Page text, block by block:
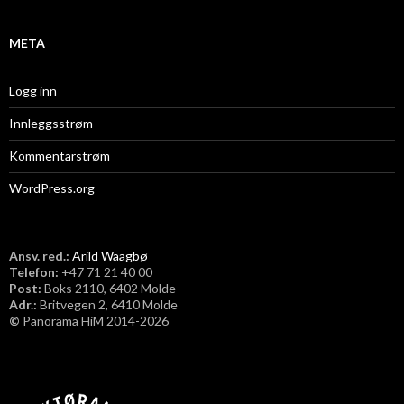
META
Logg inn
Innleggsstrøm
Kommentarstrøm
WordPress.org
Ansv. red.: Arild Waagbø
Telefon: ​+47 71 21 40 00
Post: Boks 2110, 6402 Molde
Adr.: Britvegen 2, 6410 Molde
© Panorama HiM 2014-2026